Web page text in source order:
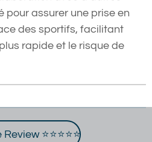
pour assurer une prise en
des sportifs, facilitant
rapide et le risque de
⭐⭐⭐⭐⭐